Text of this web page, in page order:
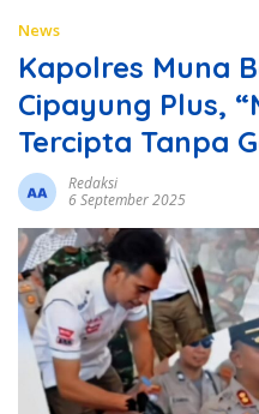
News
‎Kapolres Muna
Cipayung Plus,
Tercipta Tanpa
Redaksi
6 September 2025